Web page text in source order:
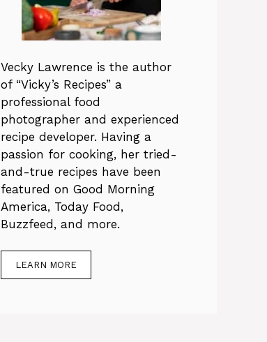
Vecky Lawrence is the author
of “Vicky’s Recipes” a
professional food
photographer and experienced
recipe developer. Having a
passion for cooking, her tried-
and-true recipes have been
featured on Good Morning
America, Today Food,
Buzzfeed, and more.
LEARN MORE